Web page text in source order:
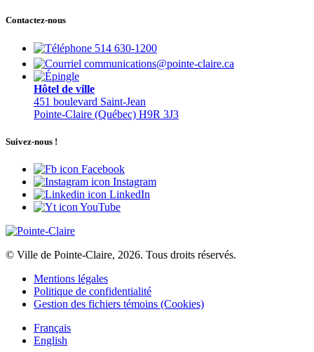
Contactez-nous
514 630-1200
communications@pointe-claire.ca
Hôtel de ville
451 boulevard Saint-Jean
Pointe-Claire (Québec) H9R 3J3
Suivez-nous !
Facebook
Instagram
LinkedIn
YouTube
© Ville de Pointe-Claire, 2026. Tous droits réservés.
Mentions légales
Politique de confidentialité
Gestion des fichiers témoins (Cookies)
Français
English